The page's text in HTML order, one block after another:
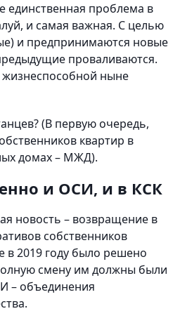
единственная проблема в
и самая важная. С целью
и предпринимаются новые
проваливаются.
ныне
(В первую очередь,
квартир в
домах – МЖД).
и ОСИ, и в КСК
новость – возвращение в
собственников
в 2019 году было решено
смену им должны были
– объединения